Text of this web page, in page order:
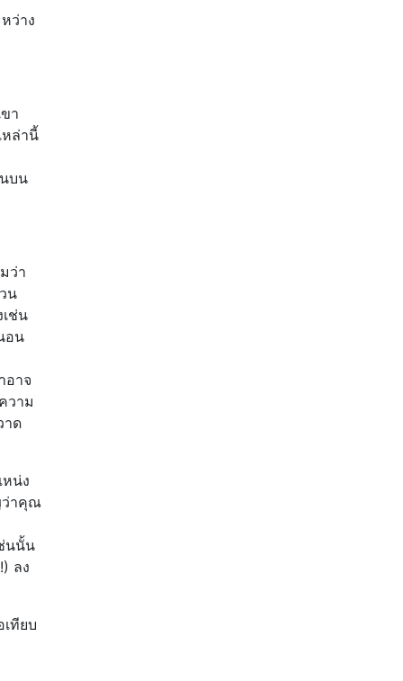
ว่าง
า
หล่านี้
บน
ว่า
น
ช่น
อน
อาจ
วาม
าด
น่ง
ว่าคุณ
นนั้น
ลง
ทียบ